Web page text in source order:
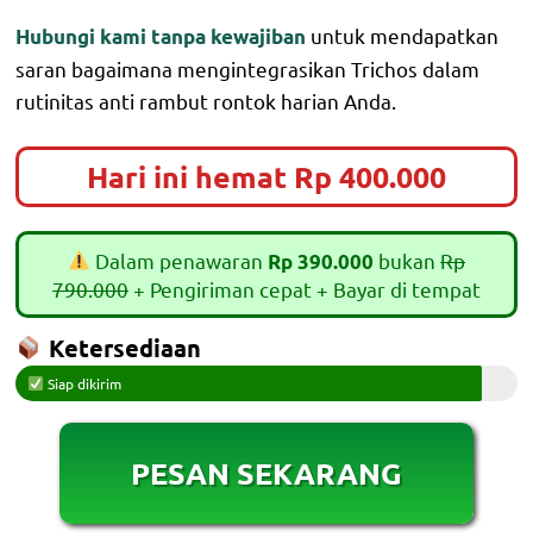
Hubungi kami tanpa kewajiban untuk mendapatkan
saran bagaimana mengintegrasikan Trichos dalam
rutinitas anti rambut rontok harian Anda.
Hari ini hemat Rp 400.000
Dalam penawaran Rp 390.000 bukanRp
790.000 + Pengiriman cepat + Bayar di tempat
Ketersediaan
Siap dikirim
PESAN SEKARANG